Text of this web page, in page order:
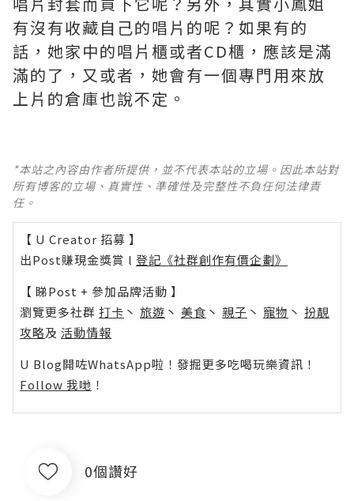
有沒有收藏自己的唱片的呢？如果有的
話，她家中的唱片櫃或者CD櫃，應該是滿
滿的了，又或者，她會有一個專門用來放
上片的倉庫也說不定。
*本站之內容由作者所提供，並不代表本站的立場。因此本站對
所有博客的立場、真實性、準確性及完整性不負任何法律責
任。
【 U Creator 招募 】
出Post賺現金獎賞 l 登記《社群創作有價企劃》
【 睇Post + 參加品牌活動 】
瀏覽更多社群 打卡 丶 旅遊 丶 美食 丶 親子 丶 寵物 丶 扮靚
攻略及 活動情報
U Blog開咗WhatsApp啦！發掘更多吃喝玩樂資訊！
Follow 我哋 ！
0個讚好